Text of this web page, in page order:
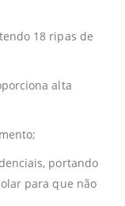
18 ripas de
alta
portando
para que não